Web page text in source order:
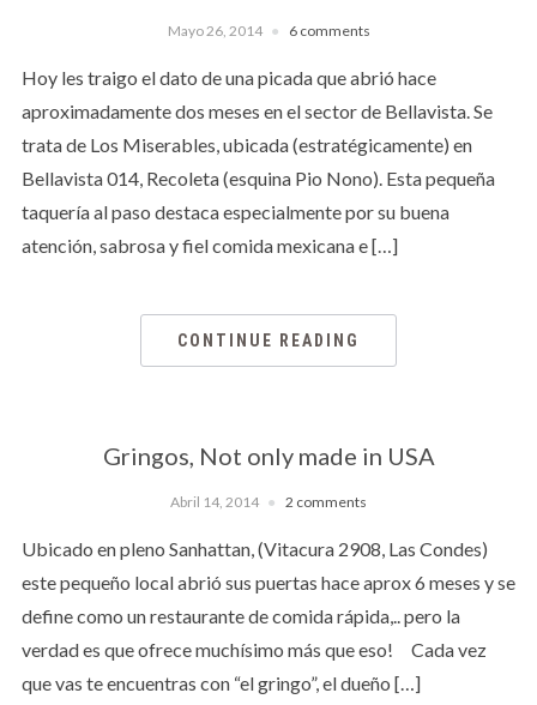
Mayo 26, 2014 6 comments
Hoy les traigo el dato de una picada que abrió hace
aproximadamente dos meses en el sector de Bellavista. Se
trata de Los Miserables, ubicada (estratégicamente) en
Bellavista 014, Recoleta (esquina Pio Nono). Esta pequeña
taquería al paso destaca especialmente por su buena
atención, sabrosa y fiel comida mexicana e […]
CONTINUE READING
Gringos, Not only made in USA
Abril 14, 2014 2 comments
Ubicado en pleno Sanhattan, (Vitacura 2908, Las Condes)
este pequeño local abrió sus puertas hace aprox 6 meses y se
define como un restaurante de comida rápida,.. pero la
verdad es que ofrece muchísimo más que eso! Cada vez
que vas te encuentras con “el gringo”, el dueño […]